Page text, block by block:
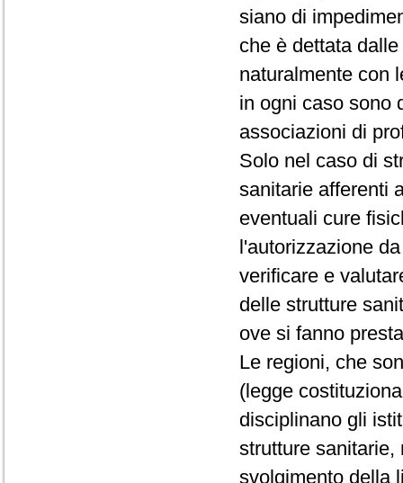
siano di
che è dettata
naturalmente con
in ogni caso sono
associazioni di
Solo nel caso di
sanitarie afferenti
eventuali cure
l'autorizzazione
verificare e
delle strutture
ove si fanno
Le regioni, che
(legge
disciplinano gli
strutture sanitarie,
svolgimento della